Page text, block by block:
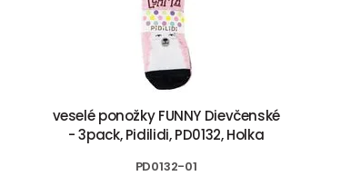
veselé ponožky FUNNY Dievčenské
- 3pack, Pidilidi, PD0132, Holka
PD0132-01